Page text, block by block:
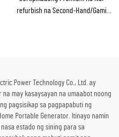
refurbish na Second-Hand/Gamit
Power Technology Co., Ltd. ay
may kasaysayan na umaabot noong
pagsisikap sa pagpapabuti ng
Portable Generator. Itinayo namin
estado ng sining para sa